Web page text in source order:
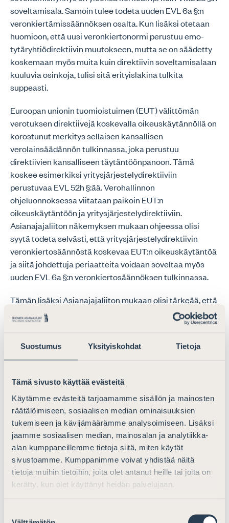
Suostumus Yksityiskohdat Tietoja
Tämä sivusto käyttää evästeitä
Käytämme evästeitä tarjoamamme sisällön ja mainosten
räätälöimiseen, sosiaalisen median ominaisuuksien
tukemiseen ja kävijämäärämme analysoimiseen. Lisäksi
jaamme sosiaalisen median, mainosalan ja analytiikka-
alan kumppaneillemme tietoja siitä, miten käytät
sivustoamme. Kumppanimme voivat yhdistää näitä
tietoja muihin tietoihin, joita olet antanut heille tai joita on
kerätty, kun olet käyttänyt heidän palvelujaan.
soveltamisala. Samoin tulee todeta uuden EVL 6a §:n
veronkiertämissäännöksen osalta. Kun lisäksi otetaan
huomioon, että uusi veronkiertonormi perustuu emo-
tytäryhtiödirektiivin muutokseen, mutta se on säädetty
koskemaan myös muita kuin direktiivin soveltamisalaan
kuuluvia osinkoja, tulisi sitä erityislakina tulkita
suppeasti.
Euroopan unionin tuomioistuimen (EUT) välittömän
verotuksen direktiivejä koskevalla oikeuskäytännöllä on
korostunut merkitys sellaisen kansallisen
verolainsäädännön tulkinnassa, joka perustuu
direktiivien kansalliseen täytäntöönpanoon. Tämä
koskee esimerkiksi yritysjärjestelydirektiiviin
perustuvaa EVL 52h §:ää. Verohallinnon
ohjeluonnoksessa viitataan paikoin EUT:n
oikeuskäytäntöön ja yritysjärjestelydirektiiviin.
Asianajajaliiton näkemyksen mukaan ohjeessa olisi
syytä todeta selvästi, että yritysjärjestelydirektiivin
veronkiertosäännöstä koskevaa EUT:n oikeuskäytäntöä
ja siitä johdettuja periaatteita voidaan soveltaa myös
uuden EVL 6a §:n veronkiertosäännöksen tulkinnassa.
Tämän lisäksi Asianajajaliiton mukaan olisi tärkeää, että
kun Verohallinto viittaa EUT:n ratkaisuihin ja niistä
johdettaviin oikeusohjeisiin, kyseiset oikeusohjeet on
usein hyvin pitkiä ja seikkaperäisiä. Verovelvollisten
oikeusturvan kannalta on tärkeää, että ratkaisuista
johdetut oikeusohjeet olisivat löydettävissä suoraan
Verohallinnon ohjeesta.
Verohallinnon ohjeluonnoksessa, hallituksen
esityksessä (HE 59/2015) sekä emo-tytäryhtiödirektiivin
muuttamisesta annetussa neuvoston direktiivissä
(2015/121) on todettu, että osinkoja koskeva
veronkiertosäännös voi tulla sovellettavaksi esimerkiksi
tilanteessa, jossa yhteisöt ovat itsessään aitoja, mutta
joissa voitonjaon perusteena olevien osuuksien ei